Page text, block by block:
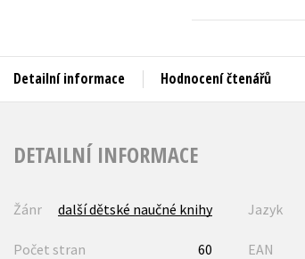
Detailní informace Hodnocení čtenářů
DETAILNÍ INFORMACE
Žánr další dětské naučné knihy Jazyk
Počet stran 60 EAN